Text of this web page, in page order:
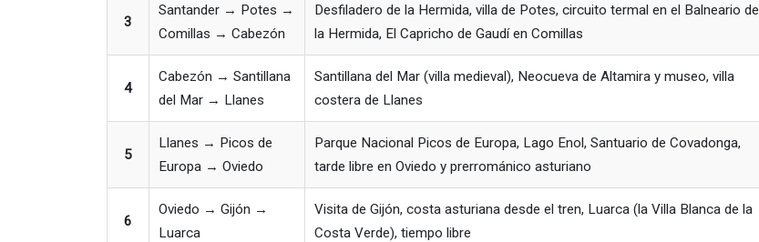
3
Santander → Potes →
Comillas → Cabezón
Desfiladero de la Hermida, villa de Potes, circuito termal en el Balneario de
la Hermida, El Capricho de Gaudí en Comillas
4
Cabezón → Santillana
del Mar → Llanes
Santillana del Mar (villa medieval), Neocueva de Altamira y museo, villa
costera de Llanes
5
Llanes → Picos de
Europa → Oviedo
Parque Nacional Picos de Europa, Lago Enol, Santuario de Covadonga,
tarde libre en Oviedo y prerrománico asturiano
6
Oviedo → Gijón →
Luarca
Visita de Gijón, costa asturiana desde el tren, Luarca (la Villa Blanca de la
Costa Verde), tiempo libre